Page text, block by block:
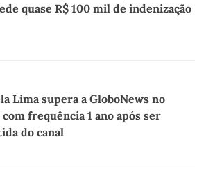
quase R$ 100 mil de indenização
Lima supera a GloboNews no
frequência 1 ano após ser
do canal